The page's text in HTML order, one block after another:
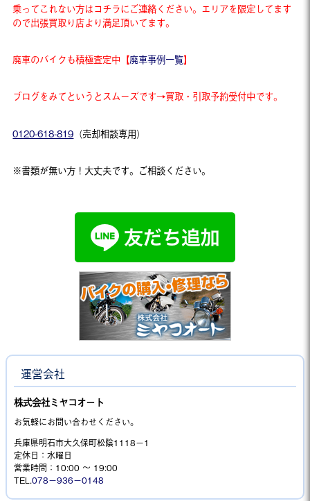
乗ってこれない方はコチラにご連絡ください。エリアを限定してます
ので出張買取り店より満足頂いてます。
廃車のバイクも積極査定中【廃車事例一覧】
ブログをみてというとスムーズです→買取・引取予約受付中です。
0120-618-819 （売却相談専用）
※書類が無い方！大丈夫です。ご相談ください。
運営会社
株式会社ミヤコオート
お気軽にお問い合わせください。
兵庫県明石市大久保町松陰1118−1
定休日：水曜日
営業時間：10:00 ～ 19:00
TEL.078－936－0148